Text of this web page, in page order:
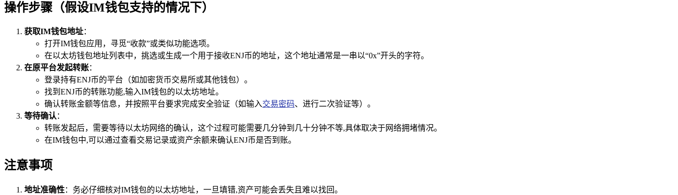
操作步骤（假设IM钱包支持的情况下）
获取IM钱包地址：
打开IM钱包应用，寻觅“收款”或类似功能选项。
在以太坊钱包地址列表中，挑选或生成一个用于接收ENJ币的地址，这个地址通常是一串以“0x”开头的字符。
在原平台发起转账：
登录持有ENJ币的平台（如加密货币交易所或其他钱包）。
找到ENJ币的转账功能,输入IM钱包的以太坊地址。
确认转账金额等信息，并按照平台要求完成安全验证（如输入交易密码、进行二次验证等）。
等待确认：
转账发起后，需要等待以太坊网络的确认，这个过程可能需要几分钟到几十分钟不等,具体取决于网络拥堵情况。
在IM钱包中,可以通过查看交易记录或资产余额来确认ENJ币是否到账。
注意事项
地址准确性：务必仔细核对IM钱包的以太坊地址，一旦填错,资产可能会丢失且难以找回。